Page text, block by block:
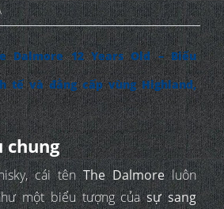
Dalmore 12 Years Old – Biểu
tế và đẳng cấp vùng Highland,
chung
cái tênThe Dalmoreluôn
một biểu tượng củasự sang